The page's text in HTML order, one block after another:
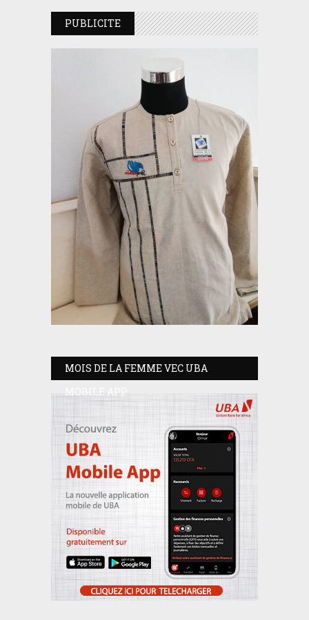
PUBLICITE
MOIS DE LA FEMME VEC UBA
MOBILE APP